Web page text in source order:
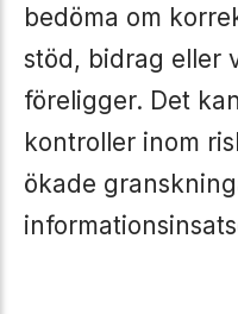
bedöma om
stöd, bidrag eller
föreligger. Det
kontroller inom
ökade